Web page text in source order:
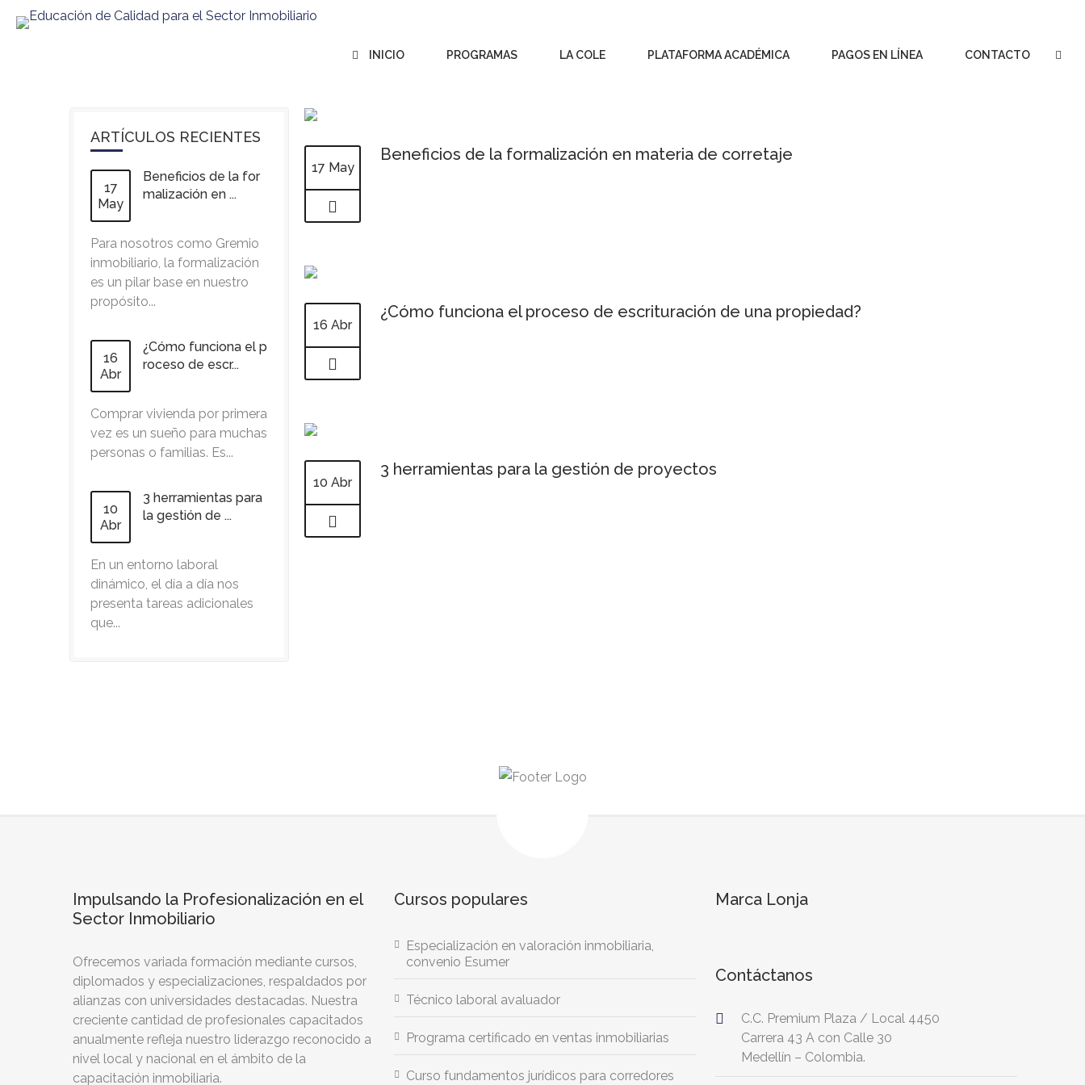
INICIO PROGRAMAS LA COLE PLATAFORMA ACADÉMICA PAGOS EN LÍNEA CONTACTO
17 May
Beneficios de la formalización en materia de corretaje
16 Abr
¿Cómo funciona el proceso de escrituración de una propiedad?
10 Abr
3 herramientas para la gestión de proyectos
ARTÍCULOS RECIENTES
17
May
Beneficios de la for
malización en ...
Para nosotros como Gremio
inmobiliario, la formalización
es un pilar base en nuestro
propósito...
16
Abr
¿Cómo funciona el p
roceso de escr...
Comprar vivienda por primera
vez es un sueño para muchas
personas o familias. Es...
10
Abr
3 herramientas para
la gestión de ...
En un entorno laboral
dinámico, el día a día nos
presenta tareas adicionales
que...
Impulsando la Profesionalización en el
Sector Inmobiliario
Ofrecemos variada formación mediante cursos,
diplomados y especializaciones, respaldados por
alianzas con universidades destacadas. Nuestra
creciente cantidad de profesionales capacitados
anualmente refleja nuestro liderazgo reconocido a
nivel local y nacional en el ámbito de la
capacitación inmobiliaria.
Cursos populares
Especialización en valoración inmobiliaria,
convenio Esumer
Técnico laboral avaluador
Programa certificado en ventas inmobiliarias
Curso fundamentos jurídicos para corredores
Marca Lonja
Contáctanos
C.C. Premium Plaza / Local 4450
Carrera 43 A con Calle 30
Medellín – Colombia.